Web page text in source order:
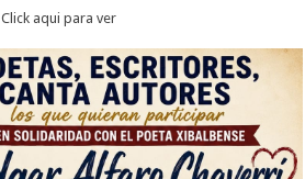
Click aqui para ver